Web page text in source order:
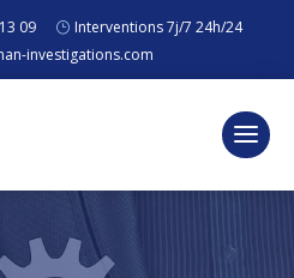
09
Interventions 7j/7 24h/24
investigations.com